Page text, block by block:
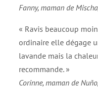
Fanny, maman de
« Ravis beaucoup
ordinaire elle dégage
lavande mais la
recommande. »
Corinne, maman de